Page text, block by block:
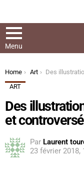
Menu
You are here:
Home Art
Des illustrations numériques obscures et
ART
Des
et
Par Laurent
23 février 2018,